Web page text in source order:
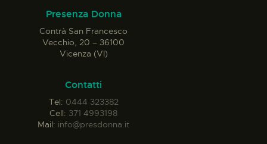
Presenza Donna
Contrà San Francesco
Vecchio, 20 – 36100
Vicenza (VI)
Contatti
Tel: 0444 323382
Cell: 371 4993198
Mail: info@presdonna.it